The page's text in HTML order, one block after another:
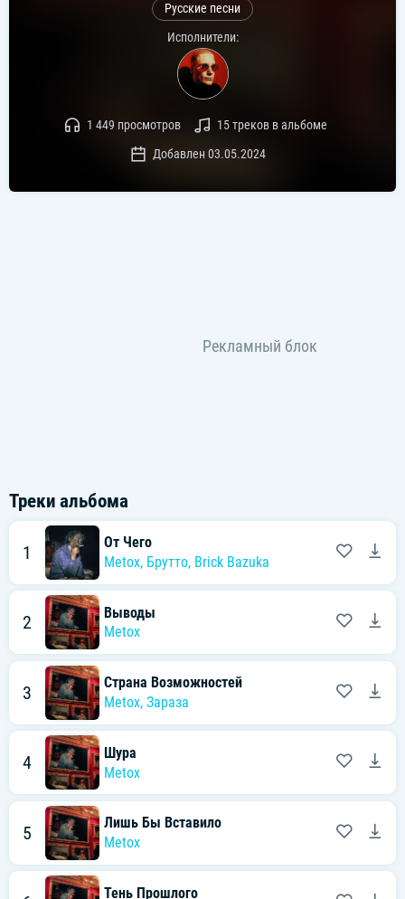
Русские песни
Исполнители:
1 449 просмотров
15 треков в альбоме
Добавлен 03.05.2024
Треки альбома
1
От Чего
Metox, Брутто, Brick Bazuka
2
Выводы
Metox
3
Страна Возможностей
Metox, Зараза
4
Шура
Metox
5
Лишь Бы Вставило
Metox
Тень Прошлого